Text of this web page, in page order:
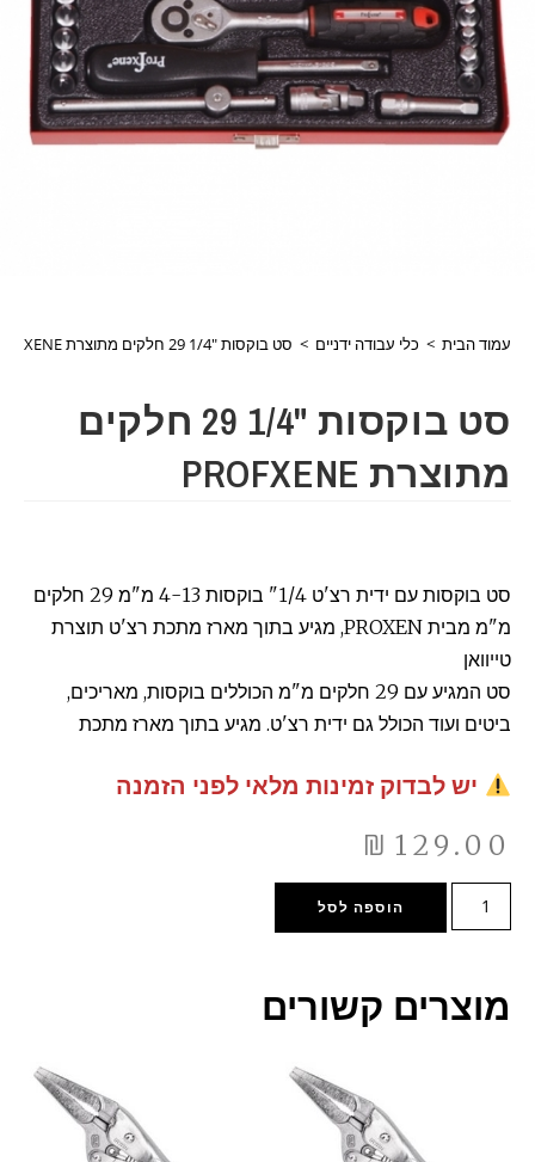
עמוד הבית > כלי עבודה ידניים > סט בוקסות "1/4 29 חלקים מתוצרת PROFXENE
סט בוקסות "1/4 29 חלקים
מתוצרת PROFXENE
סט בוקסות עם ידית רצ'ט 1/4" בוקסות 4-13 מ"מ 29 חלקים
מ"מ מבית PROXEN, מגיע בתוך מארז מתכת רצ'ט תוצרת
טייוואן
סט המגיע עם 29 חלקים מ"מ הכוללים בוקסות, מאריכים,
ביטים ועוד הכולל גם ידית רצ'ט. מגיע בתוך מארז מתכת
יש לבדוק זמינות מלאי לפני הזמנה
₪ 129.00
הוספה לסל
מוצרים קשורים